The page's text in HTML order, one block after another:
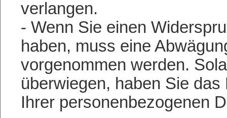
verlangen.
- Wenn Sie einen
haben, muss eine
vorgenommen werden.
überwiegen, haben Sie
Ihrer personenbezogenen